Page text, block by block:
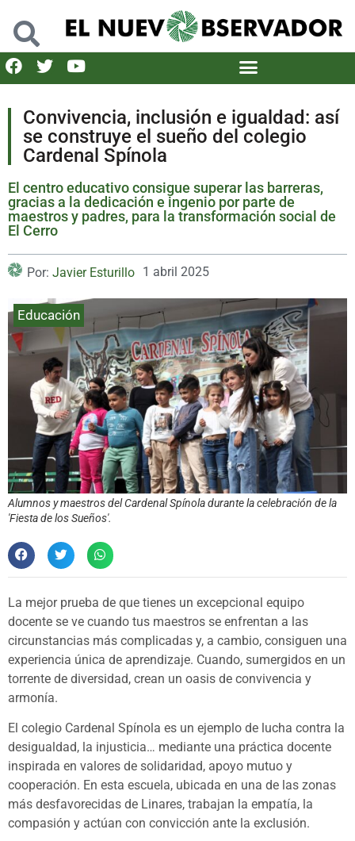
Convivencia, inclusión e igualdad: así
se construye el sueño del colegio
Cardenal Spínola
El centro educativo consigue superar las barreras,
gracias a la dedicación e ingenio por parte de
maestros y padres, para la transformación social de
El Cerro
Por: Javier Esturillo 1 abril 2025
Educación
Alumnos y maestros del Cardenal Spínola durante la celebración de la
'Fiesta de los Sueños'.
La mejor prueba de que tienes un excepcional equipo
docente se ve cuando tus maestros se enfrentan a las
circunstancias más complicadas y, a cambio, consiguen una
experiencia única de aprendizaje. Cuando, sumergidos en un
torrente de diversidad, crean un oasis de convivencia y
armonía.
El colegio Cardenal Spínola es un ejemplo de lucha contra la
desigualdad, la injusticia… mediante una práctica docente
inspirada en valores de solidaridad, apoyo mutuo y
cooperación. En esta escuela, ubicada en una de las zonas
más desfavorecidas de Linares, trabajan la empatía, la
compasión y actúan con convicción ante la exclusión.